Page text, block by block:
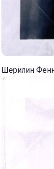
Шерилин